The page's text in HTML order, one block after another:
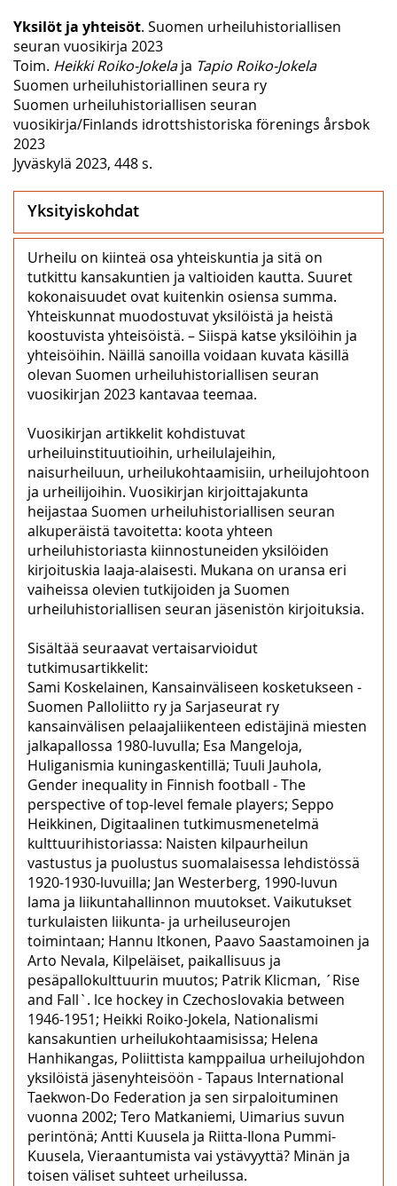
Yksilöt ja yhteisöt. Suomen urheiluhistoriallisen
seuran vuosikirja 2023
Toim. Heikki Roiko-Jokelaja Tapio Roiko-Jokela
Suomen urheiluhistoriallinen seura ry
Suomen urheiluhistoriallisen seuran
vuosikirja/Finlands idrottshistoriska förenings årsbok
2023
Jyväskylä 2023, 448 s.
Yksityiskohdat
Urheilu on kiinteä osa yhteiskuntia ja sitä on
tutkittu kansakuntien ja valtioiden kautta. Suuret
kokonaisuudet ovat kuitenkin osiensa summa.
Yhteiskunnat muodostuvat yksilöistä ja heistä
koostuvista yhteisöistä. – Siispä katse yksilöihin ja
yhteisöihin. Näillä sanoilla voidaan kuvata käsillä
olevan Suomen urheiluhistoriallisen seuran
vuosikirjan 2023 kantavaa teemaa.
Vuosikirjan artikkelit kohdistuvat
urheiluinstituutioihin, urheilulajeihin,
naisurheiluun, urheilukohtaamisiin, urheilujohtoon
ja urheilijoihin. Vuosikirjan kirjoittajakunta
heijastaa Suomen urheiluhistoriallisen seuran
alkuperäistä tavoitetta: koota yhteen
urheiluhistoriasta kiinnostuneiden yksilöiden
kirjoituskia laaja-alaisesti. Mukana on uransa eri
vaiheissa olevien tutkijoiden ja Suomen
urheiluhistoriallisen seuran jäsenistön kirjoituksia.
Sisältää seuraavat vertaisarvioidut
tutkimusartikkelit:
Sami Koskelainen, Kansainväliseen kosketukseen -
Suomen Palloliitto ry ja Sarjaseurat ry
kansainvälisen pelaajaliikenteen edistäjinä miesten
jalkapallossa 1980-luvulla; Esa Mangeloja,
Huliganismia kuningaskentillä; Tuuli Jauhola,
Gender inequality in Finnish football - The
perspective of top-level female players; Seppo
Heikkinen, Digitaalinen tutkimusmenetelmä
kulttuurihistoriassa: Naisten kilpaurheilun
vastustus ja puolustus suomalaisessa lehdistössä
1920-1930-luvuilla; Jan Westerberg, 1990-luvun
lama ja liikuntahallinnon muutokset. Vaikutukset
turkulaisten liikunta- ja urheiluseurojen
toimintaan; Hannu ltkonen, Paavo Saastamoinen ja
Arto Nevala, Kilpeläiset, paikallisuus ja
pesäpallokulttuurin muutos; Patrik Klicman, ´Rise
and Fall`. lce hockey in Czechoslovakia between
1946-1951; Heikki Roiko-Jokela, Nationalismi
kansakuntien urheilukohtaamisissa; Helena
Hanhikangas, Poliittista kamppailua urheilujohdon
yksilöistä jäsenyhteisöön - Tapaus lnternational
Taekwon-Do Federation ja sen sirpaloituminen
vuonna 2002; Tero Matkaniemi, Uimarius suvun
perintönä; Antti Kuusela ja Riitta-Ilona Pummi-
Kuusela, Vieraantumista vai ystävyyttä? Minän ja
toisen väliset suhteet urheilussa.